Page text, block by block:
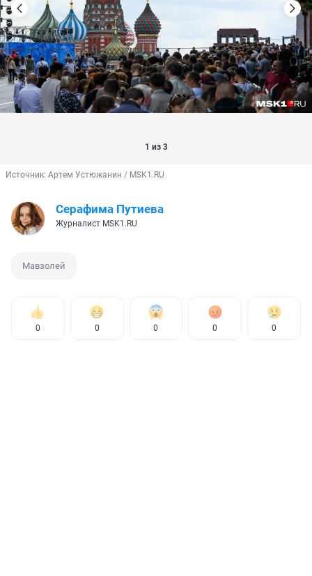
1 из 3
Источник: Артем Устюжанин / MSK1.RU
Серафима Путиева
Журналист MSK1.RU
Мавзолей
0 0 0 0 0